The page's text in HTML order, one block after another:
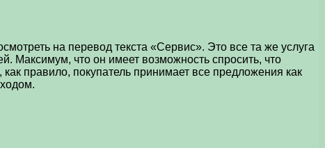
на перевод текста «Сервис». Это все та же услуга
Максимум, что он имеет возможность спросить, что
правило, покупатель принимает все предложения как